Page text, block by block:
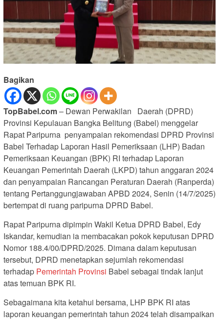
Bagikan
TopBabel.com– Dewan Perwakilan Daerah (DPRD)
Provinsi Kepulauan Bangka Belitung (Babel) menggelar
Rapat Paripurna penyampaian rekomendasi DPRD Provinsi
Babel Terhadap Laporan Hasil Pemeriksaan (LHP) Badan
Pemeriksaan Keuangan (BPK) RI terhadap Laporan
Keuangan Pemerintah Daerah (LKPD) tahun anggaran 2024
dan penyampaian Rancangan Peraturan Daerah (Ranperda)
tentang Pertanggungjawaban APBD 2024, Senin (14/7/2025)
bertempat di ruang paripurna DPRD Babel.
Rapat Paripurna dipimpin Wakil Ketua DPRD Babel, Edy
Iskandar, kemudian ia membacakan pokok keputusan DPRD
Nomor 188.4/00/DPRD/2025. Dimana dalam keputusan
tersebut, DPRD menetapkan sejumlah rekomendasi
terhadap Pemerintah Provinsi Babel sebagai tindak lanjut
atas temuan BPK RI.
Sebagaimana kita ketahui bersama, LHP BPK RI atas
laporan keuangan pemerintah tahun 2024 telah disampaikan